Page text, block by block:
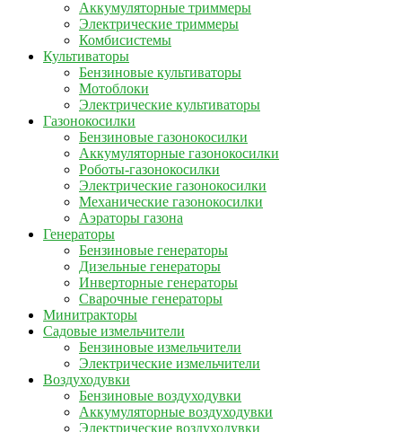
Аккумуляторные триммеры
Электрические триммеры
Комбисистемы
Культиваторы
Бензиновые культиваторы
Мотоблоки
Электрические культиваторы
Газонокосилки
Бензиновые газонокосилки
Аккумуляторные газонокосилки
Роботы-газонокосилки
Электрические газонокосилки
Механические газонокосилки
Аэраторы газона
Генераторы
Бензиновые генераторы
Дизельные генераторы
Инверторные генераторы
Сварочные генераторы
Минитракторы
Садовые измельчители
Бензиновые измельчители
Электрические измельчители
Воздуходувки
Бензиновые воздуходувки
Аккумуляторные воздуходувки
Электрические воздуходувки